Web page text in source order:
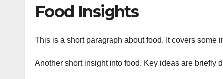
Food Insights
This is a short paragraph about food. It covers some
Another short insight into food. Key ideas are briefly